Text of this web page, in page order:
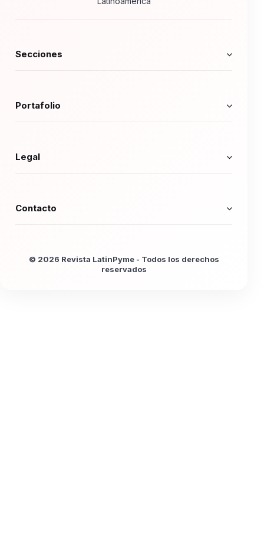
Secciones
Portafolio
Legal
Contacto
© 2026 Revista LatinPyme - Todos los derechos
reservados